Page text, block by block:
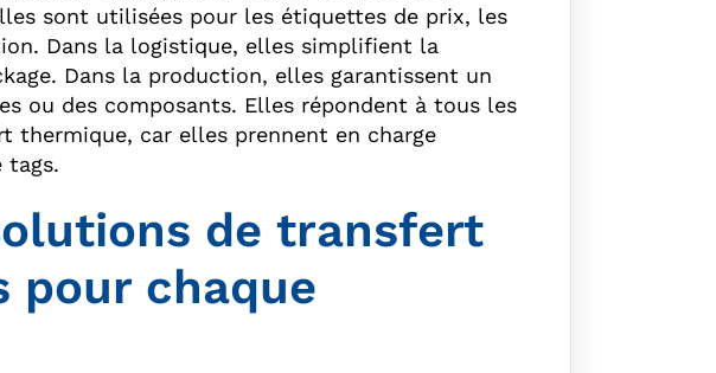
sont utilisées pour les étiquettes de prix, les
Dans la logistique, elles simplifient la
Dans la production, elles garantissent un
ou des composants. Elles répondent à tous les
thermique, car elles prennent en charge
tags.
de transfert
pour chaque